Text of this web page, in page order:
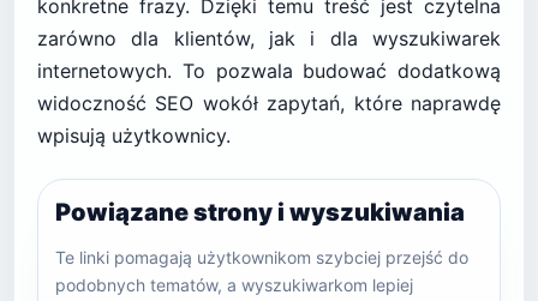
konkretne frazy. Dzięki temu treść jest czytelna
zarówno dla klientów, jak i dla wyszukiwarek
internetowych. To pozwala budować dodatkową
widoczność SEO wokół zapytań, które naprawdę
wpisują użytkownicy.
Powiązane strony i wyszukiwania
Te linki pomagają użytkownikom szybciej przejść do
podobnych tematów, a wyszukiwarkom lepiej